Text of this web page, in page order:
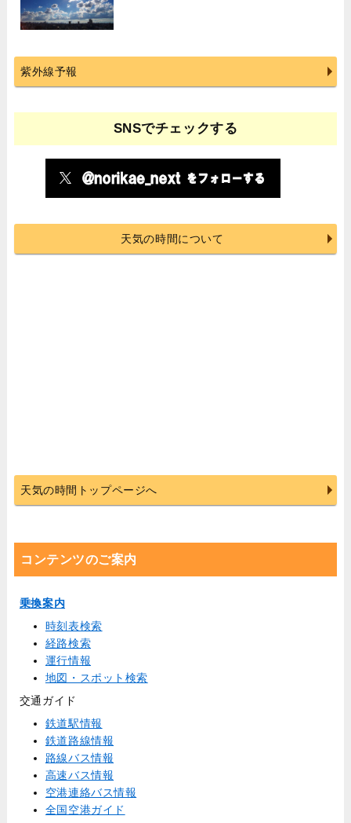
紫外線予報
SNSでチェックする
天気の時間について
天気の時間トップページへ
コンテンツのご案内
乗換案内
時刻表検索
経路検索
運行情報
地図・スポット検索
交通ガイド
鉄道駅情報
鉄道路線情報
路線バス情報
高速バス情報
空港連絡バス情報
全国空港ガイド